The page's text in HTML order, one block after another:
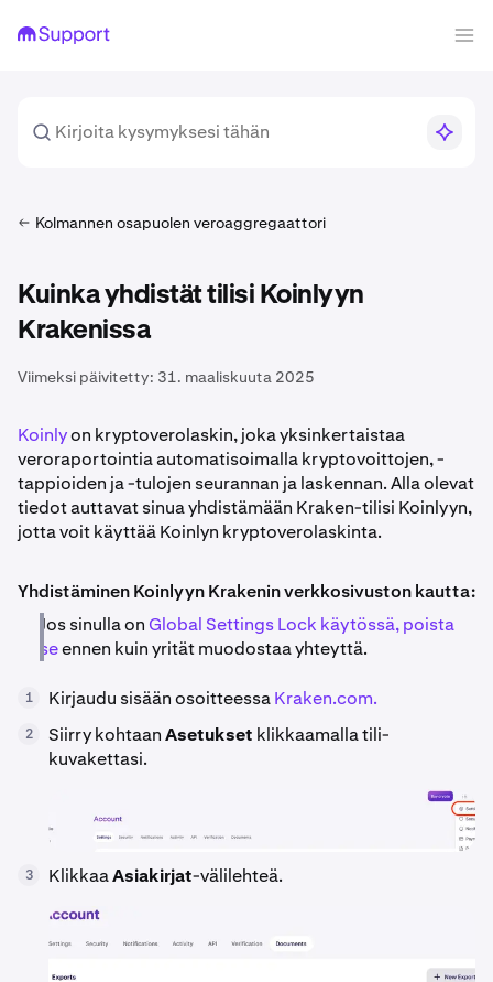
Kolmannen osapuolen veroaggregaattori
Kuinka yhdistät tilisi Koinlyyn
Krakenissa
Viimeksi päivitetty: 31. maaliskuuta 2025
Koinlyon kryptoverolaskin, joka yksinkertaistaa
veroraportointia automatisoimalla kryptovoittojen, -
tappioiden ja -tulojen seurannan ja laskennan. Alla olevat
tiedot auttavat sinua yhdistämään Kraken-tilisi Koinlyyn,
jotta voit käyttää Koinlyn kryptoverolaskinta.
Yhdistäminen Koinlyyn Krakenin verkkosivuston kautta:
Jos sinulla on Global Settings Lock käytössä, poista
seennen kuin yrität muodostaa yhteyttä.
1 Kirjaudu sisään osoitteessaKraken.com.
2 Siirry kohtaanAsetukset klikkaamalla tili-
kuvakettasi.
3 KlikkaaAsiakirjat-välilehteä.